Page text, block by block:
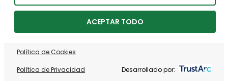
ACEPTAR TODO
Política de Cookies
Política de Privacidad Desarrollado por: